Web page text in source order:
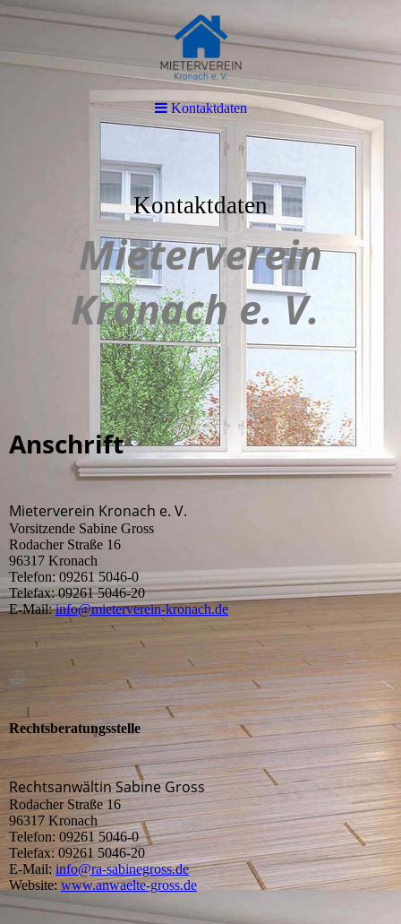
Kontaktdaten
Mieterverein
Kronach e. V.
Anschrift
Mieterverein Kronach e. V.
Vorsitzende Sabine Gross
Rodacher Straße 16
96317 Kronach
Telefon: 09261 5046-0
Telefax: 09261 5046-20
E-Mail:info@mieterverein-kronach.de
Rechtsberatungsstelle
Rechtsanwältin Sabine Gross
Rodacher Straße 16
96317 Kronach
Telefon: 09261 5046-0
Telefax: 09261 5046-20
E-Mail: info@ra-sabinegross.de
Website: www.anwaelte-gross.de
Kontaktdaten